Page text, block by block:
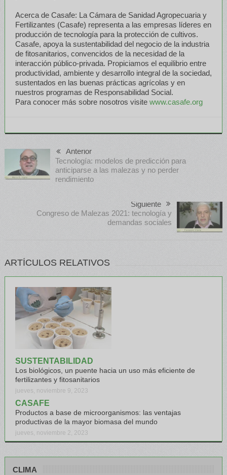
Acerca de Casafe: La Cámara de Sanidad Agropecuaria y
Fertilizantes (Casafe) representa a las empresas líderes en
producción de tecnología para la protección de cultivos.
Casafe, apoya la sustentabilidad del negocio de la industria
de fitosanitarios, convencidos de la necesidad de la
interacción público-privada. Propiciamos el equilibrio entre
productividad, ambiente y desarrollo integral de la sociedad,
sustentados en las buenas prácticas agrícolas y en
nuestros programas de Responsabilidad Social.
Para conocer más sobre nosotros visitewww.casafe.org
Anterior
Tecnología: modelos de predicción para
anticiparse a las malezas y no perder
rendimiento
Siguiente
Congreso de Malezas 2021: tecnología y
demandas sociales
ARTÍCULOS RELATIVOS
SUSTENTABILIDAD
Los biológicos, un puente hacia un uso más eficiente de
fertilizantes y fitosanitarios
jueves, noviembre 9, 2023
CASAFE
Productos a base de microorganismos: las ventajas
productivas de la mayor biomasa del mundo
jueves, noviembre 2, 2023
CLIMA